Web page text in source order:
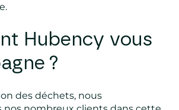
Hubency vous
?
des déchets, nous